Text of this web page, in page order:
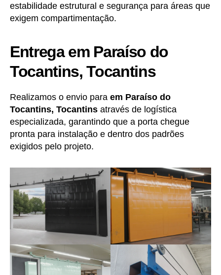
estabilidade estrutural e segurança para áreas que
exigem compartimentação.
Entrega em Paraíso do
Tocantins, Tocantins
Realizamos o envio para em Paraíso do
Tocantins, Tocantins através de logística
especializada, garantindo que a porta chegue
pronta para instalação e dentro dos padrões
exigidos pelo projeto.